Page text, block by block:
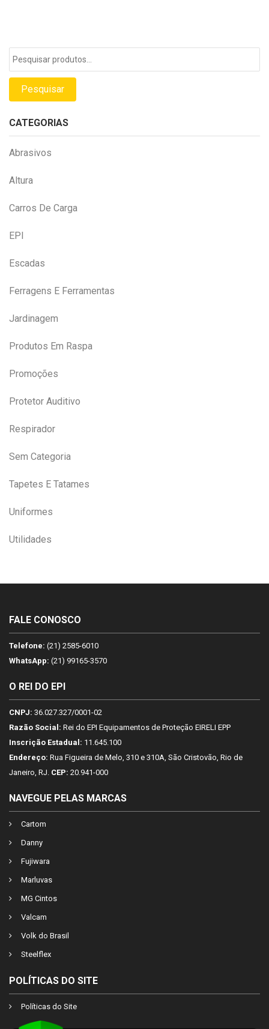
Pesquisar
CATEGORIAS
Abrasivos
Altura
Carros De Carga
EPI
Escadas
Ferragens E Ferramentas
Jardinagem
Produtos Em Raspa
Promoções
Protetor Auditivo
Respirador
Sem Categoria
Tapetes E Tatames
Uniformes
Utilidades
FALE CONOSCO
Telefone: (21) 2585-6010
WhatsApp: (21) 99165-3570
O REI DO EPI
CNPJ: 36.027.327/0001-02
Razão Social: Rei do EPI Equipamentos de Proteção EIRELI EPP
Inscrição Estadual: 11.645.100
Endereço: Rua Figueira de Melo, 310 e 310A, São Cristovão, Rio de
Janeiro, RJ. CEP: 20.941-000
NAVEGUE PELAS MARCAS
Cartom
Danny
Fujiwara
Marluvas
MG Cintos
Valcam
Volk do Brasil
Steelflex
POLÍTICAS DO SITE
Políticas do Site